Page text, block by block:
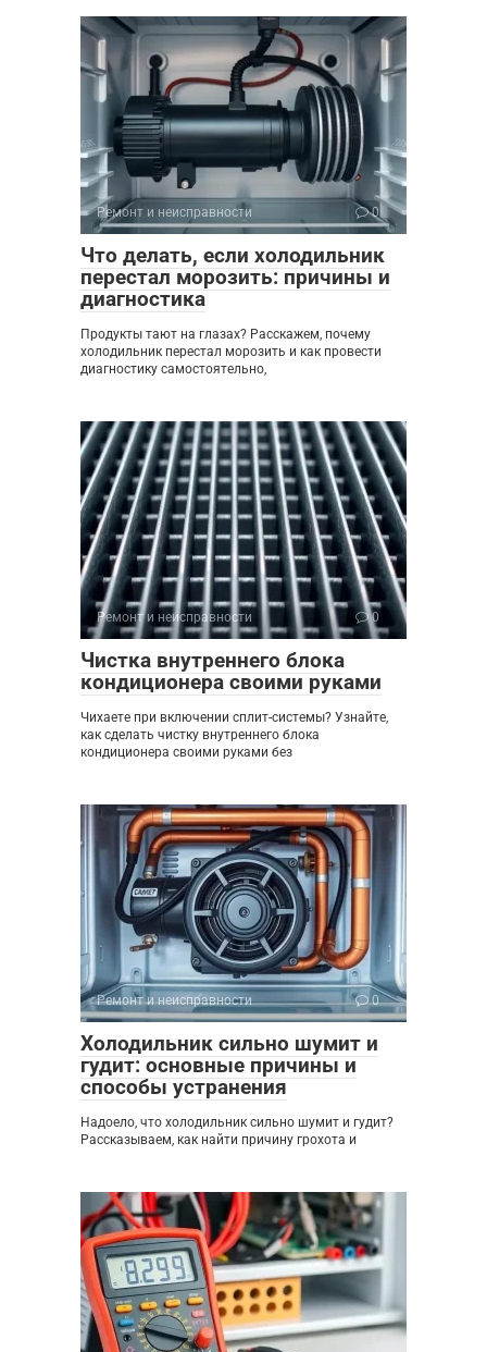
Ремонт и неисправности 0
Что делать, если холодильник
перестал морозить: причины и
диагностика
Продукты тают на глазах? Расскажем, почему
холодильник перестал морозить и как провести
диагностику самостоятельно,
Ремонт и неисправности 0
Чистка внутреннего блока
кондиционера своими руками
Чихаете при включении сплит-системы? Узнайте,
как сделать чистку внутреннего блока
кондиционера своими руками без
Ремонт и неисправности 0
Холодильник сильно шумит и
гудит: основные причины и
способы устранения
Надоело, что холодильник сильно шумит и гудит?
Рассказываем, как найти причину грохота и